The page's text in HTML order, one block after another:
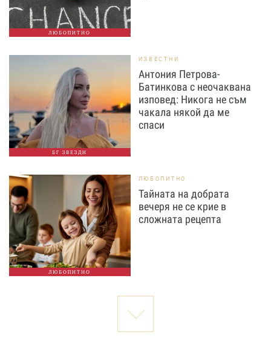
ЛЮБОПИТНО
БГ ЗВЕЗДИ
ИЗВЕСТНИ
Антония Петрова-
Батинкова с неочаквана
изповед: Никога не съм
чакала някой да ме
спаси
ЛЮБОПИТНО
ЛЮБОПИТНО
Тайната на добрата
вечеря не се крие в
сложната рецепта